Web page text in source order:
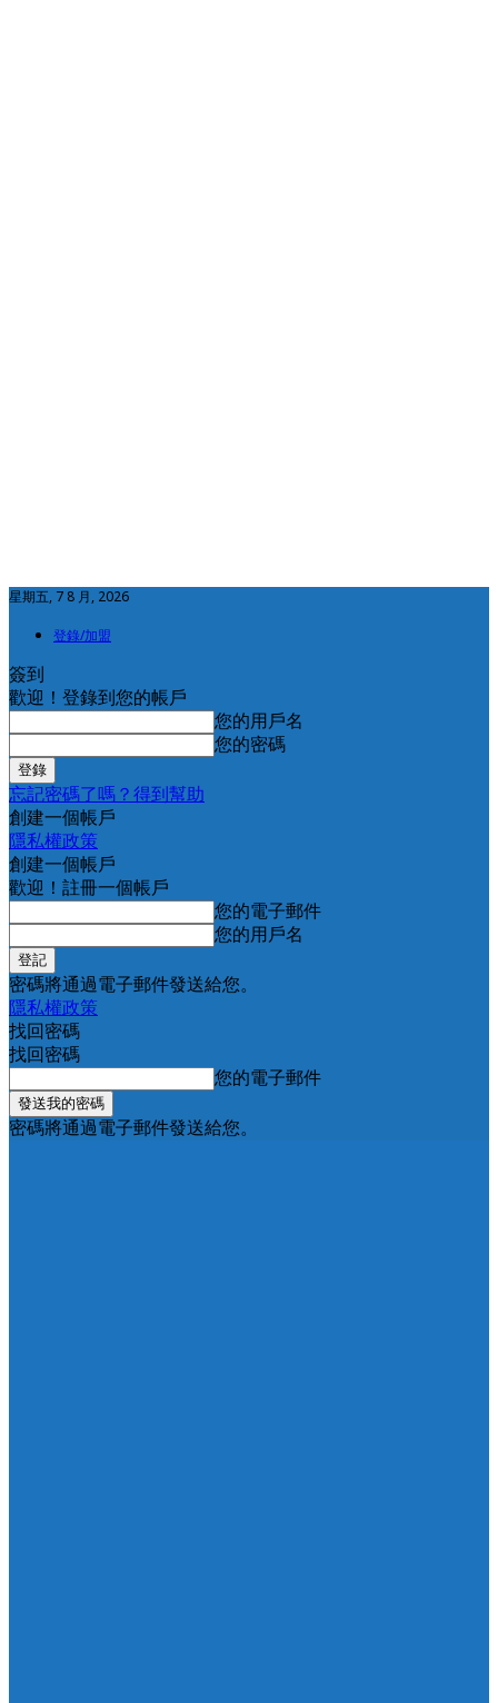
星期五, 7 8 月, 2026
登錄/加盟
簽到
歡迎！登錄到您的帳戶
您的用戶名
您的密碼
忘記密碼了嗎？得到幫助
創建一個帳戶
隱私權政策
創建一個帳戶
歡迎！註冊一個帳戶
您的電子郵件
您的用戶名
密碼將通過電子郵件發送給您。
隱私權政策
找回密碼
找回密碼
您的電子郵件
密碼將通過電子郵件發送給您。